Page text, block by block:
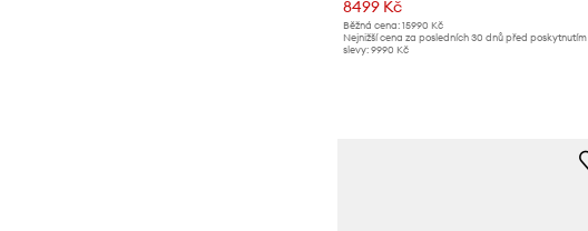
8499 Kč
Běžná cena: 15990 Kč
Nejnižší cena za posledních 30 dnů před poskytnutím
slevy: 9990 Kč